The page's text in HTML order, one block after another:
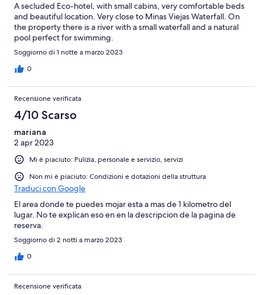
A secluded Eco-hotel, with small cabins, very comfortable beds
and beautiful location. Very close to Minas Viejas Waterfall. On
the property there is a river with a small waterfall and a natural
pool perfect for swimming.
Soggiorno di 1 notte a marzo 2023
0
Recensione verificata
4/10 Scarso
mariana
2 apr 2023
Mi è piaciuto: Pulizia, personale e servizio, servizi
Non mi è piaciuto: Condizioni e dotazioni della struttura
Traduci con Google
El area donde te puedes mojar esta a mas de 1 kilometro del
lugar. No te explican eso en en la descripcion de la pagina de
reserva.
Soggiorno di 2 notti a marzo 2023
0
Recensione verificata